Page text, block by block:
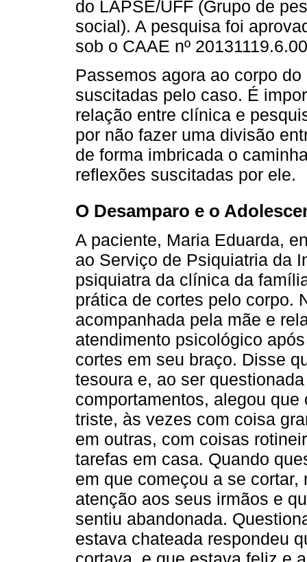
do LAPSE/UFF (Grupo de
social). A pesquisa foi
sob o CAAE nº
Passemos agora ao corpo
suscitadas pelo caso. É
relação entre clínica e
por não fazer uma divisão
de forma imbricada o
reflexões suscitadas por ele.
O Desamparo e o
A paciente, Maria Eduarda,
ao Serviço de Psiquiatria da
psiquiatra da clínica da
prática de cortes pelo corpo.
acompanhada pela mãe e
atendimento psicológico
cortes em seu braço. Disse
tesoura e, ao ser
comportamentos, alegou
triste, às vezes com coisa
em outras, com coisas
tarefas em casa. Quando
em que começou a se
atenção aos seus irmãos e
sentiu abandonada.
estava chateada respondeu